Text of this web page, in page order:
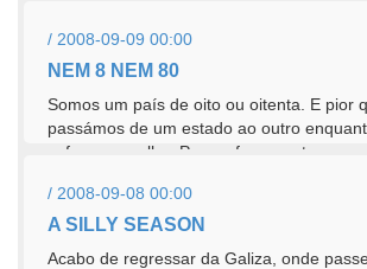
/ 2008-09-09 00:00
NEM 8 NEM 80
Somos um país de oito ou oitenta. E pior
passámos de um estado ao outro
esfrega um olho. Para reforçar esta...
/ 2008-09-08 00:00
A SILLY SEASON
Acabo de regressar da Galiza, onde